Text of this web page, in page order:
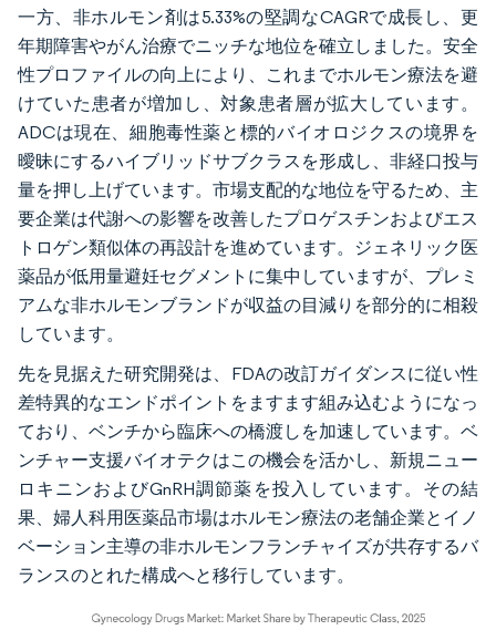
一方、非ホルモン剤は5.33%の堅調なCAGRで成長し、更
年期障害やがん治療でニッチな地位を確立しました。安全
性プロファイルの向上により、これまでホルモン療法を避
けていた患者が増加し、対象患者層が拡大しています。
ADCは現在、細胞毒性薬と標的バイオロジクスの境界を
曖昧にするハイブリッドサブクラスを形成し、非経口投与
量を押し上げています。市場支配的な地位を守るため、主
要企業は代謝への影響を改善したプロゲスチンおよびエス
トロゲン類似体の再設計を進めています。ジェネリック医
薬品が低用量避妊セグメントに集中していますが、プレミ
アムな非ホルモンブランドが収益の目減りを部分的に相殺
しています。
先を見据えた研究開発は、FDAの改訂ガイダンスに従い性
差特異的なエンドポイントをますます組み込むようになっ
ており、ベンチから臨床への橋渡しを加速しています。ベ
ンチャー支援バイオテクはこの機会を活かし、新規ニュー
ロキニンおよびGnRH調節薬を投入しています。その結
果、婦人科用医薬品市場はホルモン療法の老舗企業とイノ
ベーション主導の非ホルモンフランチャイズが共存するバ
ランスのとれた構成へと移行しています。